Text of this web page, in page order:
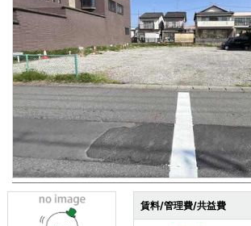
賃料/管理費/共益費